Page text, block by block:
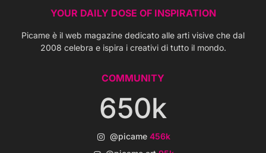
YOUR DAILY DOSE OF INSPIRATION
Picame è il web magazine dedicato alle arti visive che dal
2008 celebra e ispira i creativi di tutto il mondo.
COMMUNITY
650k
@picame 456k